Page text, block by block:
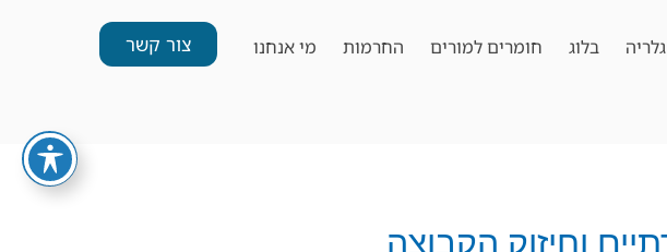
גלריה בלוג חומרים למורים החרמות מי אנחנו צור קשר